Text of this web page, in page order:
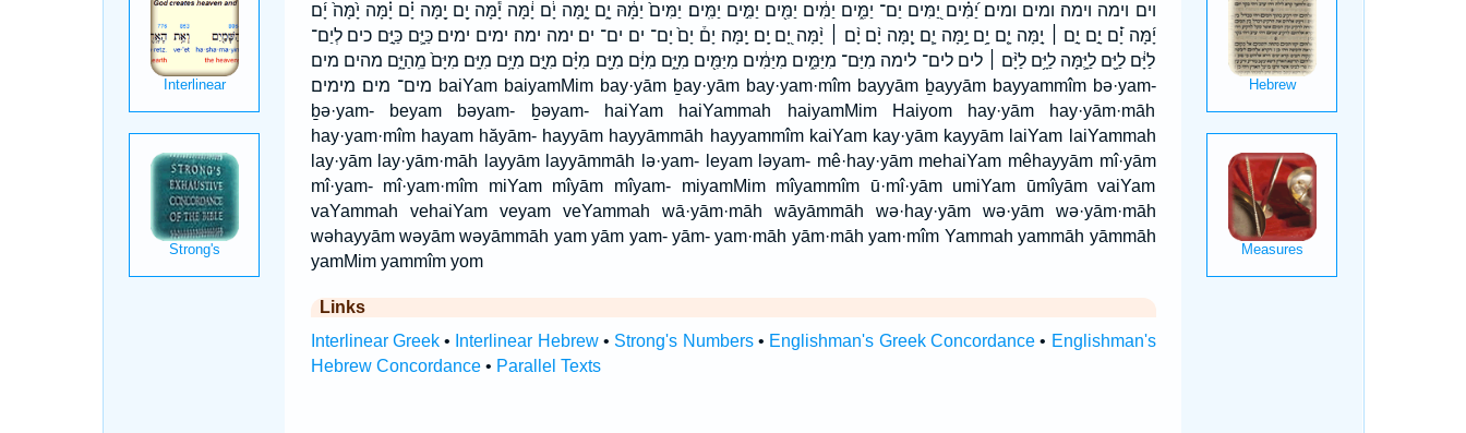
וים וימה וימה׃ ומים ומים׃ יַ֝מִּ֗ים יַ֭מִּים יַם־ יַמִּ֑ים יַמִּ֔ים יַמִּ֖ים יַמִּ֣ים יַמִּֽים׃ יַמִּים֙ יַמָּ֔הּ יָ֑ם יָ֑מָּה יָ֔ם יָ֔מָּה יָ֕מָּה יָ֖ם יָ֖מָּה יָ֗ם יָ֗מָּה יָ֙מָּה֙ יָ֜ם
יָ֜מָּה יָ֝֗ם יָ֣ם יָ֣ם ׀ יָ֣מָּה יָ֤ם יָ֥ם יָ֥מָּה יָ֧ם יָ֧מָּה יָ֨ם יָ֨ם ׀ יָ֨מָּה יָ֭ם יָֽם׃ יָֽמָּה׃ יָם֒ יָם֙ יָם־ ים ים־ ים׃ ימה ימה׃ ימים ימים׃ כַּיָּ֛ם כַּיָּ֣ם כים לְיַם־
לַיָּ֔ם לַיָּ֖ם לַיָּ֛מָּה לַיָּ֥ם לַיָּ֨ם ׀ לים לים־ לימה מִיַּם־ מִיַּמִּ֑ים מִיַּמִּ֔ים מִיַּמִּ֖ים מִיָּ֑ם מִיָּ֔ם מִיָּ֖ם מִיָּ֗ם מִיָּ֣ם מִיָּ֥ם מִיָּֽם׃ מִיָּם֙ מֵֽהַיָּ֑ם מהים מים
מים־ מים׃ מימים baiYam baiyamMim bay·yām ḇay·yām bay·yam·mîm bayyām ḇayyām bayyammîm bə·yam-
ḇə·yam- beyam bəyam- ḇəyam- haiYam haiYammah haiyamMim Haiyom hay·yām hay·yām·māh
hay·yam·mîm hayam hăyām- hayyām hayyāmmāh hayyammîm kaiYam kay·yām kayyām laiYam laiYammah
lay·yām lay·yām·māh layyām layyāmmāh lə·yam- leyam ləyam- mê·hay·yām mehaiYam mêhayyām mî·yām
mî·yam- mî·yam·mîm miYam mîyām mîyam- miyamMim mîyammîm ū·mî·yām umiYam ūmîyām vaiYam
vaYammah vehaiYam veyam veYammah wā·yām·māh wāyāmmāh wə·hay·yām wə·yām wə·yām·māh
wəhayyām wəyām wəyāmmāh yam yām yam- yām- yam·māh yām·māh yam·mîm Yammah yammāh yāmmāh
yamMim yammîm yom
Links
Interlinear Greek• Interlinear Hebrew• Strong's Numbers• Englishman's Greek Concordance• Englishman's
Hebrew Concordance• Parallel Texts